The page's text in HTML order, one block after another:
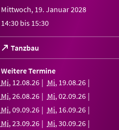
Mittwoch, 19. Januar 2028
14:30 bis 15:30
Tanzbau
(Öffnet
in
einem
neuen
Tab)
Weitere Termine
Mi, 12.08.26 Mi, 19.08.26
Mi,26.08.26 Mi,02.09.26
Mi,09.09.26 Mi, 16.09.26
Mi,23.09.26 Mi,30.09.26